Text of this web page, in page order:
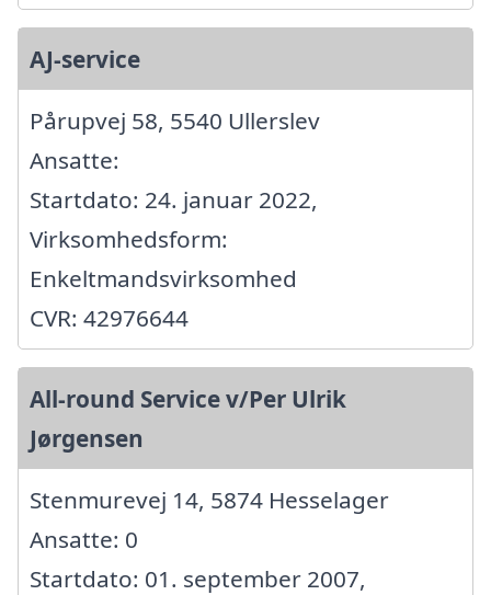
AJ-service
Pårupvej 58, 5540 Ullerslev
Ansatte:
Startdato: 24. januar 2022,
Virksomhedsform:
Enkeltmandsvirksomhed
CVR: 42976644
All-round Service v/Per Ulrik
Jørgensen
Stenmurevej 14, 5874 Hesselager
Ansatte: 0
Startdato: 01. september 2007,